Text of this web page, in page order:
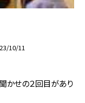
10/11
かせの２回目があり